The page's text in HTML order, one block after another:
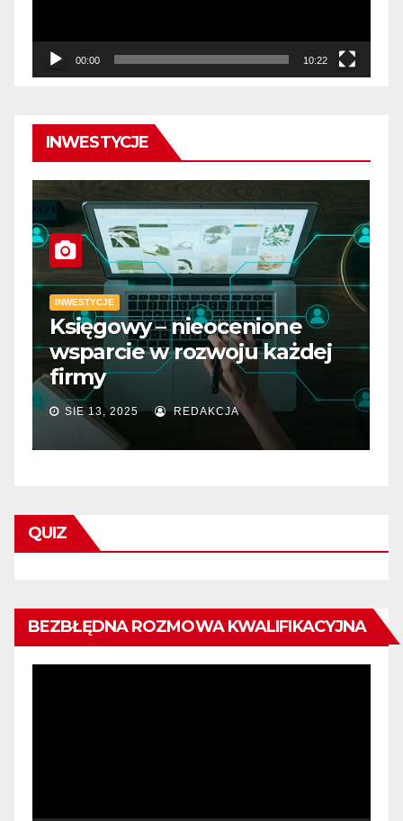
00:00 10:22
INWESTYCJE
INWESTYCJE
Księgowy – nieocenione
wsparcie w rozwoju każdej
firmy
SIE 13, 2025 REDAKCJA
QUIZ
BEZBŁĘDNA ROZMOWA KWALIFIKACYJNA